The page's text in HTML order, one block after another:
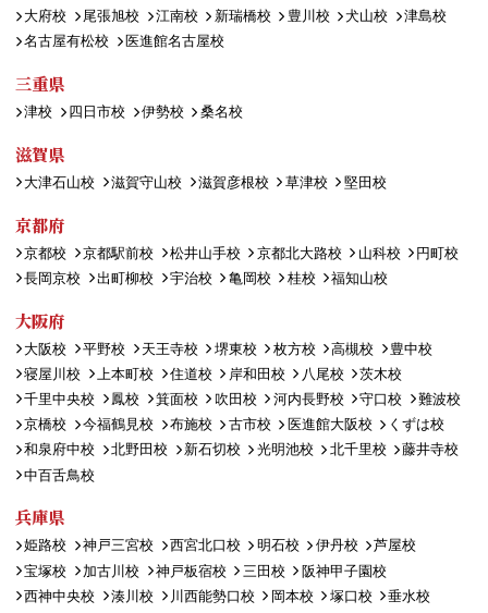
大府校
尾張旭校 江南校 新瑞橋校 豊川校 犬山校
津島校
名古屋有松校
医進館名古屋校
三重県
津校 四日市校 伊勢校 桑名校
滋賀県
大津石山校 滋賀守山校 滋賀彦根校 草津校 堅田校
京都府
京都校 京都駅前校 松井山手校 京都北大路校 山科校
円町校
長岡京校
出町柳校 宇治校 亀岡校 桂校 福知山校
大阪府
大阪校 平野校 天王寺校 堺東校 枚方校 高槻校
豊中校
寝屋川校
上本町校 住道校 岸和田校 八尾校
茨木校
千里中央校
鳳校 箕面校 吹田校 河内長野校 守口校
難波校
京橋校
今福鶴見校 布施校 古市校 医進館大阪校
くずは校
和泉府中校
北野田校 新石切校 光明池校 北千里校
藤井寺校
中百舌鳥校
兵庫県
姫路校 神戸三宮校 西宮北口校 明石校 伊丹校
芦屋校
宝塚校
加古川校 神戸板宿校 三田校
阪神甲子園校
西神中央校
湊川校 川西能勢口校 岡本校 塚口校
垂水校